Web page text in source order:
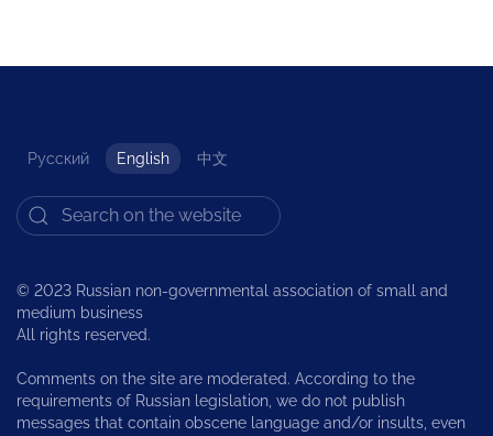
Русский English 中文
© 2023 Russian non-governmental association of small and
medium business
All rights reserved.
Comments on the site are moderated. According to the
requirements of Russian legislation, we do not publish
messages that contain obscene language and/or insults, even